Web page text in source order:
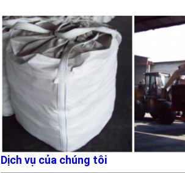
Dịch vụ của chúng tôi